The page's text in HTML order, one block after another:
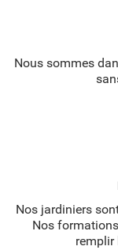
Nous sommes
Nos jardiniers
Nos
remplir